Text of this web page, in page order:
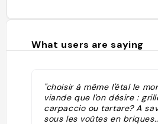
What users are saying
"choisir à même l'étal le
viande que l'on désire :
carpaccio ou tartare? A
sous les voûtes en